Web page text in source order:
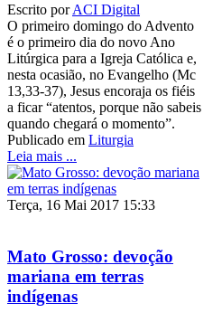
Escrito porACI Digital
O primeiro domingo do Advento
é o primeiro dia do novo Ano
Litúrgica para a Igreja Católica e,
nesta ocasião, no Evangelho (Mc
13,33-37), Jesus encoraja os fiéis
a ficar “atentos, porque não sabeis
quando chegará o momento”.
Publicado em Liturgia
Leia mais ...
Terça, 16 Mai 2017 15:33
Mato Grosso: devoção
mariana em terras
indígenas